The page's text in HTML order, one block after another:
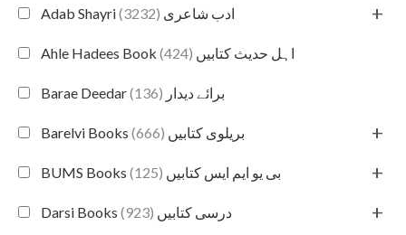
Adab Shayri ادب شاعری (3232) +
Ahle Hadees Book اہل حدیث کتابیں (424)
Barae Deedar برائے دیدار (136)
Barelvi Books بریلوی کتابیں (666) +
BUMS Books بی یو ایم ایس کتابیں (125) +
Darsi Books درسی کتابیں (923) +